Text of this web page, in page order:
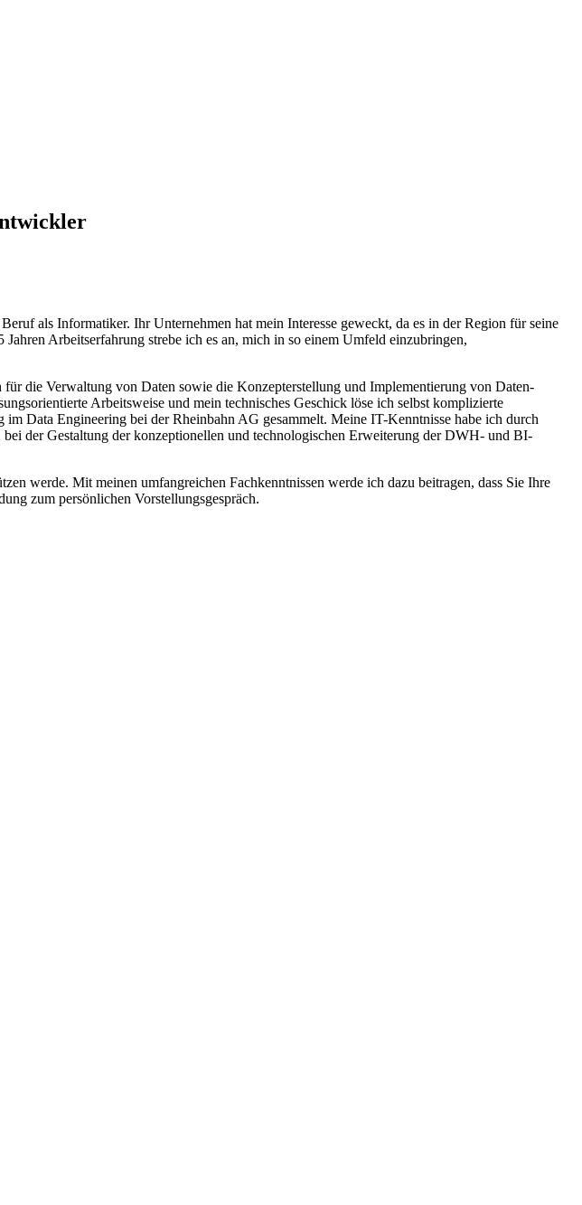
als Informatiker. Ihr Unternehmen hat mein Interesse geweckt, da es in der Region für seine
Arbeitserfahrung strebe ich es an, mich in so einem Umfeld einzubringen,
die Verwaltung von Daten sowie die Konzepterstellung und Implementierung von Daten-
Arbeitsweise und mein technisches Geschick löse ich selbst komplizierte
Data Engineering bei der Rheinbahn AG gesammelt. Meine IT-Kenntnisse habe ich durch
der Gestaltung der konzeptionellen und technologischen Erweiterung der DWH- und BI-
werde. Mit meinen umfangreichen Fachkenntnissen werde ich dazu beitragen, dass Sie Ihre
zum persönlichen Vorstellungsgespräch.